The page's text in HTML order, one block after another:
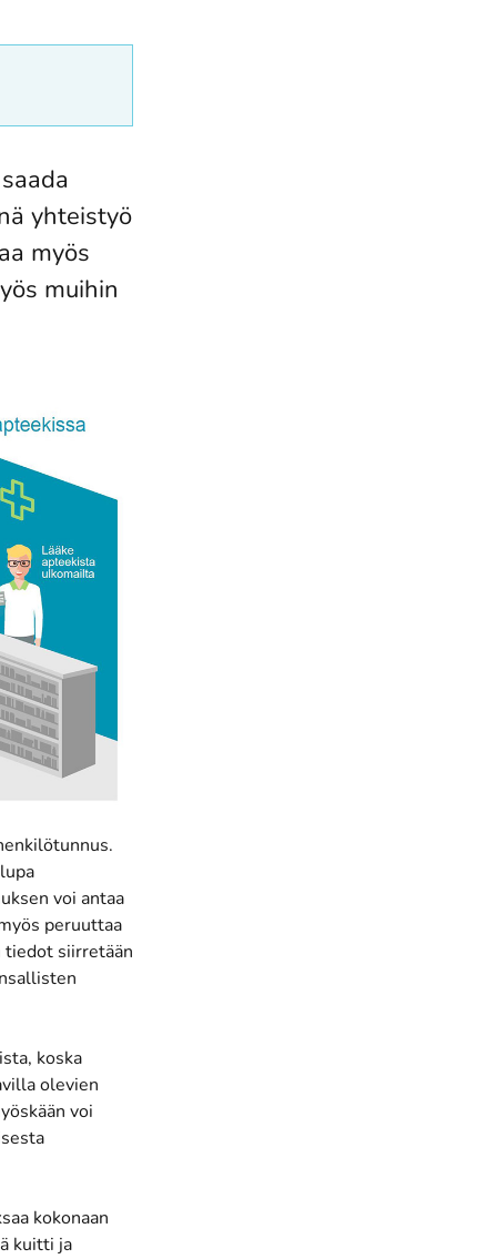
yhteistyö
myös
muihin
voi antaa
peruuttaa
tiedot siirretään
koska
olevien
voi
kokonaan
kuitti ja